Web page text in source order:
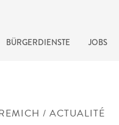
BÜRGERDIENSTE JOBS
/ ACTUALITÉ